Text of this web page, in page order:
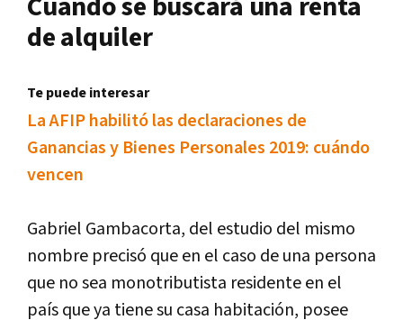
Cuando se buscará una renta
de alquiler
Te puede interesar
La AFIP habilitó las declaraciones de
Ganancias y Bienes Personales 2019: cuándo
vencen
Gabriel Gambacorta, del estudio del mismo
nombre precisó que en el caso de una persona
que no sea monotributista residente en el
país que ya tiene su casa habitación, posee